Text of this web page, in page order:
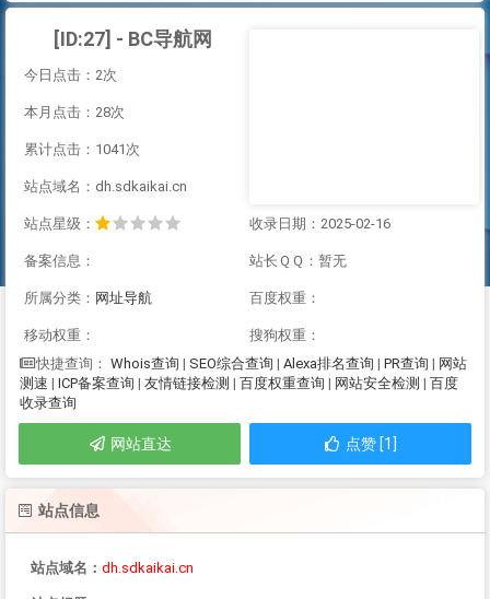
[ID:27] - BC导航网
今日点击：2次
本月点击：28次
累计点击：1041次
站点域名：dh.sdkaikai.cn
站点星级： 收录日期：2025-02-16
备案信息： 站长ＱＱ：暂无
所属分类： 网址导航 百度权重：
移动权重： 搜狗权重：
快捷查询： Whois查询 | SEO综合查询 | Alexa排名查询 | PR查询 | 网站
测速 | ICP备案查询 | 友情链接检测 | 百度权重查询 | 网站安全检测 | 百度
收录查询
网站直达 点赞 [1]
站点信息
站点域名： dh.sdkaikai.cn